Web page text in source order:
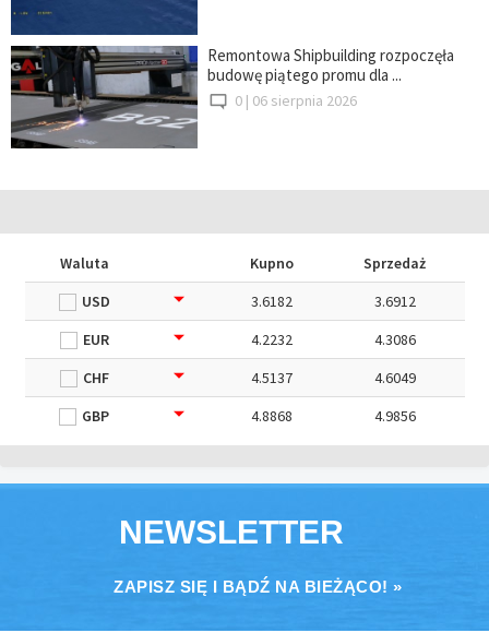
Remontowa Shipbuilding rozpoczęła
budowę piątego promu dla ...
0 | 06 sierpnia 2026
Waluta Kupno
Sprzedaż
USD
3.6182
3.6912
EUR
4.2232
4.3086
CHF
4.5137
4.6049
GBP
4.8868 4.9856
NEWSLETTER
ZAPISZ SIĘ I BĄDŹ NA BIEŻĄCO! »